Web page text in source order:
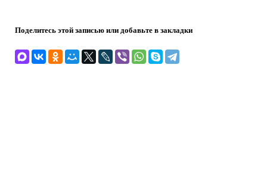
Поделитесь этой записью или добавьте в закладки